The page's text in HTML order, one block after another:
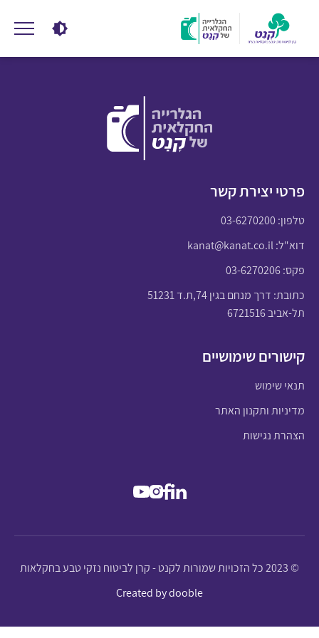
פרטי יצירת קשר
טלפון:03-6270200
דוא"ל:kanat@kanat.co.il
פקס: 03-6270206
כתובת: דרך מנחם בגין 74,ת.ד 51231
תל-אביב 6721516
קישורים שימושיים
תנאי שימוש
מדיניות ותקנון האתר
הצהרת נגישות
© 2023 כל הזכויות שמורות לקנט - קרן לביטוח נזקי טבע בחקלאות
Created by dooble